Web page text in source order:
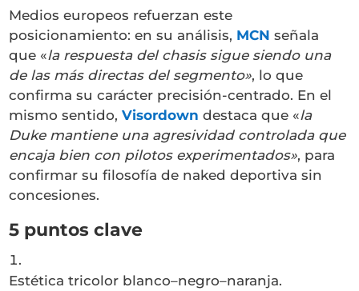
Medios europeos refuerzan este
posicionamiento: en su análisis, MCN señala
que «la respuesta del chasis sigue siendo una
de las más directas del segmento», lo que
confirma su carácter precisión-centrado. En el
mismo sentido,Visordown destaca que «la
Duke mantiene una agresividad controlada que
encaja bien con pilotos experimentados», para
confirmar su filosofía de naked deportiva sin
concesiones.
5 puntos clave
Estética tricolor blanco–negro–naranja.